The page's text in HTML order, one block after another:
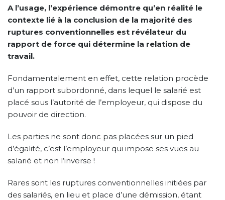
A l’usage, l’expérience démontre qu’en réalité le
contexte lié à la conclusion de la majorité des
ruptures conventionnelles est révélateur du
rapport de force qui détermine la relation de
travail.
Fondamentalement en effet, cette relation procède
d’un rapport subordonné, dans lequel le salarié est
placé sous l’autorité de l’employeur, qui dispose du
pouvoir de direction.
Les parties ne sont donc pas placées sur un pied
d’égalité, c’est l’employeur qui impose ses vues au
salarié et non l’inverse !
Rares sont les ruptures conventionnelles initiées par
des salariés, en lieu et place d’une démission, étant